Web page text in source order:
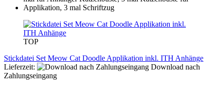
TOP
Stickdatei Set Meow Cat Doodle Applikation inkl. ITH Anhänge
Lieferzeit:
Download nach
Zahlungseingang